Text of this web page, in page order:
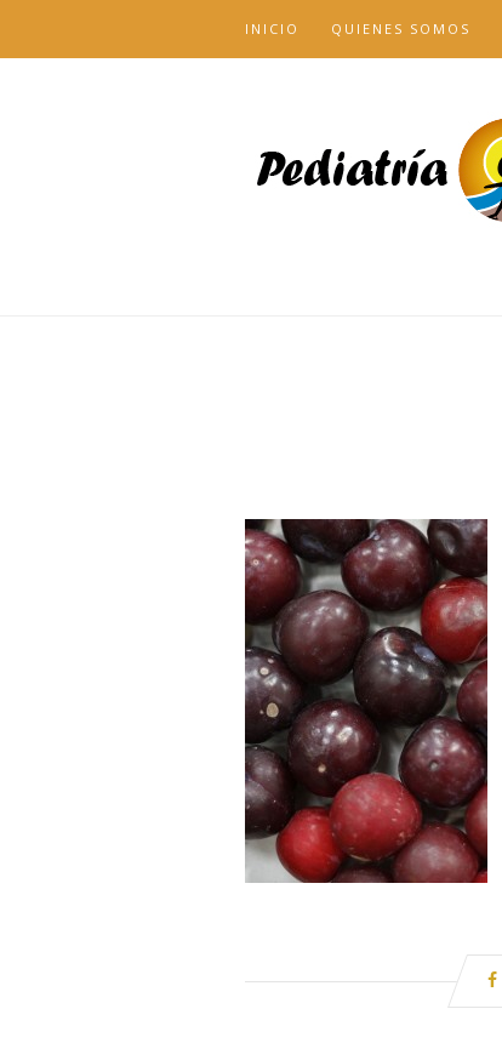
INICIO QUIENES SOMOS